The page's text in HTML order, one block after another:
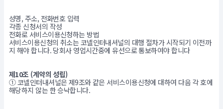
성명, 주소, 전화번호 입력
각종 신청서의 작성
전화로 서비스이용신청하는 방법
서비스이용신청의 취소는 코넬인터내셔널의 대행 절차가 시작되기 이전까
지 해야 합니다. 당회사 영업시간중에 유선으로 통보하여야 합니다
제10조 (계약의 성립)
① 코넬인터내셔널은 제9조와 같은 서비스이용신청에 대하여 다음 각 호에
해당하지 않는 한 승낙합니다.